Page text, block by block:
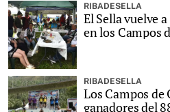
RIBADESELLA
El Sella vuelve
en los Campos
RIBADESELLA
Los Campos de
ganadores del